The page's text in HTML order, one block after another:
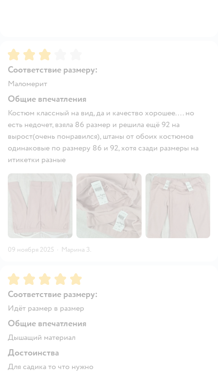
Рейтинг:3
Соответствие размеру:
Маломерит
Общие впечатления
Костюм классный на вид, да и качество хорошее.... но
есть недочет, взяла 86 размер и решила ещё 92 на
вырост(очень понравился), штаны от обоих костюмов
одинаковые по размеру 86 и 92, хотя сзади размеры на
итикетки разные
09 ноября 2025 · Марина З.
Рейтинг:5
Соответствие размеру:
Идёт размер в размер
Общие впечатления
Дышащий материал
Достоинства
Для садика то что нужно